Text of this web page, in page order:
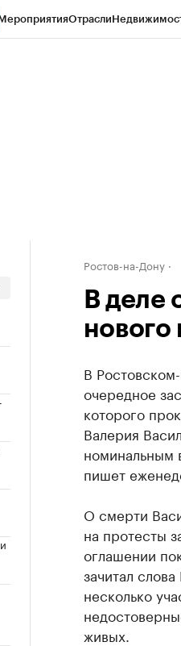
Отрасли
Ростов-на-Дону
В деле
нового
В
очередное
которого
Валерия
номинальным
пишет
О смерти
на протесты
оглашении
зачитал
несколько
живых.